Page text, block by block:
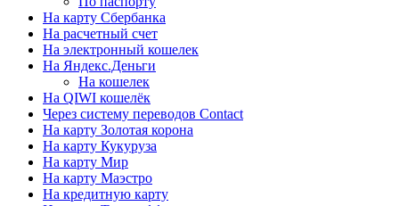
На карту Сбербанка
На расчетный счет
На электронный кошелек
На Яндекс.Деньги
На кошелек
На QIWI кошелёк
Через систему переводов Contact
На карту Золотая корона
На карту Кукуруза
На карту Мир
На карту Маэстро
На кредитную карту